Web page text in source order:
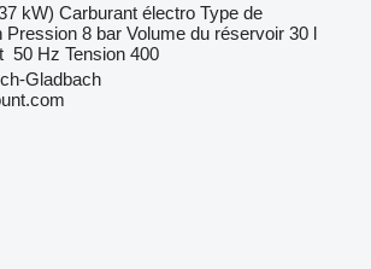
kW) Carburant électro Type de
Pression 8 bar Volume du réservoir 30 l
50 Hz Tension 400
Gladbach